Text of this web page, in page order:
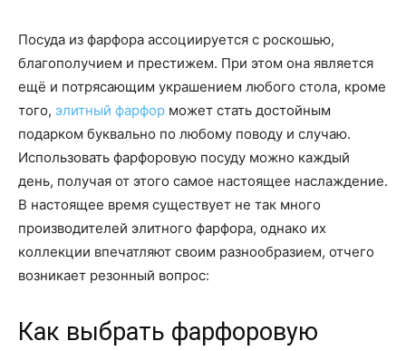
Посуда из фарфора ассоциируется с роскошью,
благополучием и престижем. При этом она является
ещё и потрясающим украшением любого стола, кроме
того, элитный фарфор может стать достойным
подарком буквально по любому поводу и случаю.
Использовать фарфоровую посуду можно каждый
день, получая от этого самое настоящее наслаждение.
В настоящее время существует не так много
производителей элитного фарфора, однако их
коллекции впечатляют своим разнообразием, отчего
возникает резонный вопрос:
Как выбрать фарфоровую